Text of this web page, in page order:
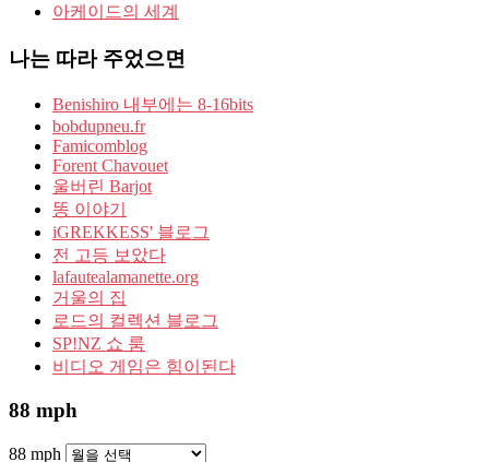
아케이드의 세계
나는 따라 주었으면
Benishiro 내부에는 8-16bits
bobdupneu.fr
Famicomblog
Forent Chavouet
울버린 Barjot
똥 이야기
iGREKKESS' 블로그
전 고등 보았다
lafautealamanette.org
거울의 집
로드의 컬렉션 블로그
SP!NZ 쇼 룸
비디오 게임은 힘이된다
88 mph
88 mph